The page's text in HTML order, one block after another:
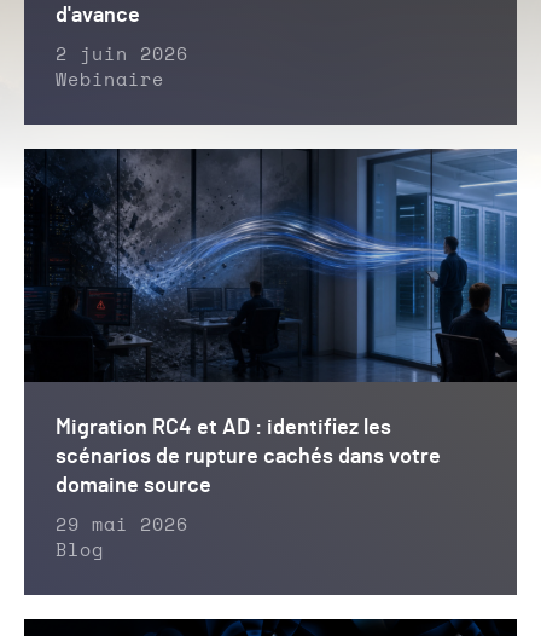
d'avance
2 juin 2026
Webinaire
Migration RC4 et AD : identifiez les
scénarios de rupture cachés dans votre
domaine source
29 mai 2026
Blog